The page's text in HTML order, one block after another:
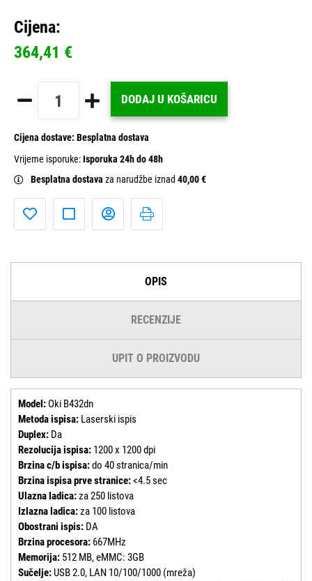
Cijena:
364,41 €
DODAJ U KOŠARICU
Cijena dostave: Besplatna dostava
Vrijeme isporuke:Isporuka 24h do 48h
Besplatna dostava za narudžbe iznad 40,00 €
OPIS
RECENZIJE
UPIT O PROIZVODU
Model: Oki B432dn
Metoda ispisa: Laserski ispis
Duplex: Da
Rezolucija ispisa: 1200 x 1200 dpi
Brzina c/b ispisa:do 40 stranica/min
Brzina ispisa prve stranice:<4.5 sec
Ulazna ladica:za 250 listova
Izlazna ladica:za 100 listova
Obostrani ispis: DA
Brzina procesora: 667MHz
Memorija: 512 MB, eMMC: 3GB
Sučelje: USB 2.0, LAN 10/100/1000 (mreža)